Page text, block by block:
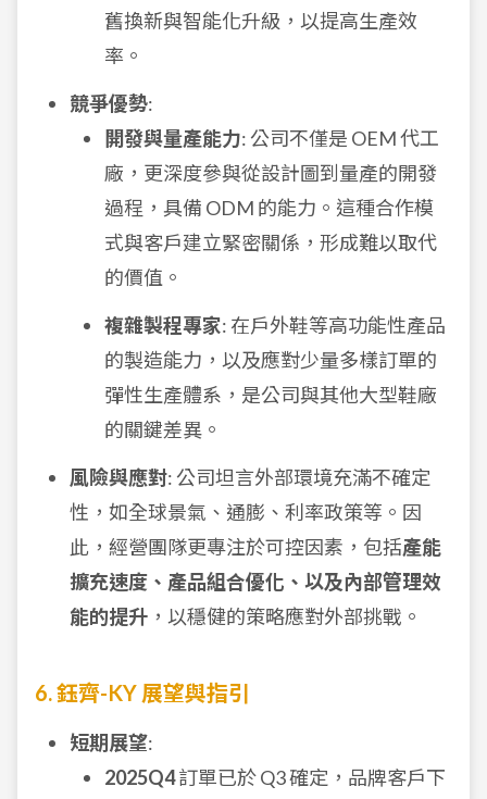
舊換新與智能化升級，以提高生產效
率。
競爭優勢:
開發與量產能力: 公司不僅是 OEM 代工
廠，更深度參與從設計圖到量產的開發
過程，具備 ODM 的能力。這種合作模
式與客戶建立緊密關係，形成難以取代
的價值。
複雜製程專家: 在戶外鞋等高功能性產品
的製造能力，以及應對少量多樣訂單的
彈性生產體系，是公司與其他大型鞋廠
的關鍵差異。
風險與應對: 公司坦言外部環境充滿不確定
性，如全球景氣、通膨、利率政策等。因
此，經營團隊更專注於可控因素，包括產能
擴充速度、產品組合優化、以及內部管理效
能的提升 ，以穩健的策略應對外部挑戰。
6. 鈺齊-KY 展望與指引
短期展望:
2025Q4訂單已於 Q3 確定，品牌客戶下